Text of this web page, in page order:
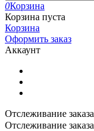
0Корзина
Корзина пуста
Корзина
Оформить заказ
Аккаунт
Отслеживание заказа
Отслеживание заказа